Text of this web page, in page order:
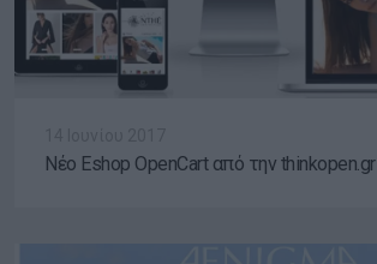
Νέο Eshop OpenCart από την thinkopen.gr